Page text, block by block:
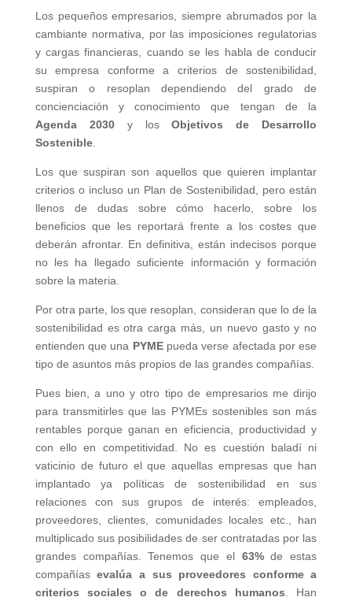
Los pequeños empresarios, siempre abrumados por la
cambiante normativa, por las imposiciones regulatorias
y cargas financieras, cuando se les habla de conducir
su empresa conforme a criterios de sostenibilidad,
suspiran o resoplan dependiendo del grado de
concienciación y conocimiento que tengan de la
Agenda 2030y losObjetivos de Desarrollo
Sostenible.
Los que suspiran son aquellos que quieren implantar
criterios o incluso un Plan de Sostenibilidad, pero están
llenos de dudas sobre cómo hacerlo, sobre los
beneficios que les reportará frente a los costes que
deberán afrontar. En definitiva, están indecisos porque
no les ha llegado suficiente información y formación
sobre la materia.
Por otra parte, los que resoplan, consideran que lo de la
sostenibilidad es otra carga más, un nuevo gasto y no
entienden que una PYMEpueda verse afectada por ese
tipo de asuntos más propios de las grandes compañías.
Pues bien, a uno y otro tipo de empresarios me dirijo
para transmitirles que las PYMEs sostenibles son más
rentables porque ganan en eficiencia, productividad y
con ello en competitividad. No es cuestión baladí ni
vaticinio de futuro el que aquellas empresas que han
implantado ya políticas de sostenibilidad en sus
relaciones con sus grupos de interés: empleados,
proveedores, clientes, comunidades locales etc., han
multiplicado sus posibilidades de ser contratadas por las
grandes compañías. Tenemos que el 63%de estas
compañíasevalúa a sus proveedores conforme a
criterios sociales o de derechos humanos . Han